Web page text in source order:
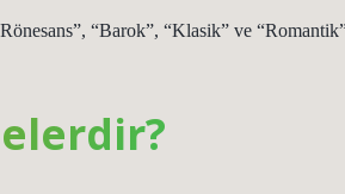
“Barok”, “Klasik” ve